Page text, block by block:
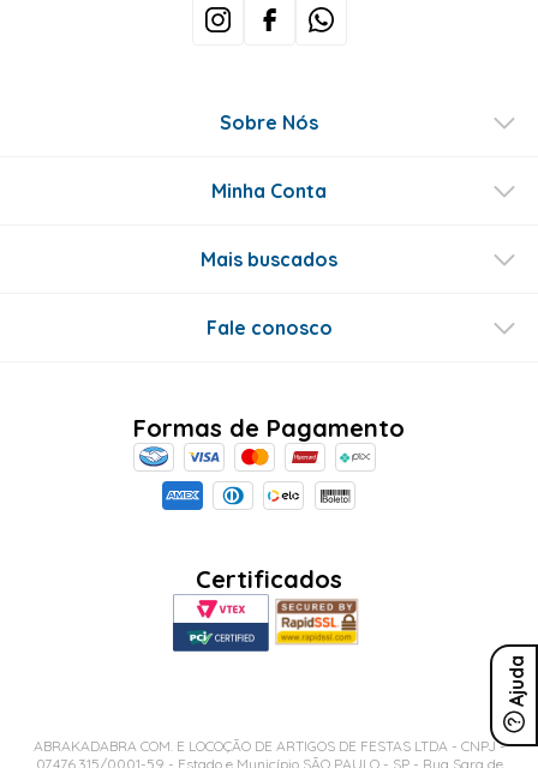
Ajuda
Sobre Nós
Minha Conta
Mais buscados
Fale conosco
Formas de Pagamento
Certificados
ABRAKADABRA COM. E LOCOÇÃO DE ARTIGOS DE FESTAS LTDA - CNPJ -
07.476.315/0001-59 - Estado e Município SÃO PAULO - SP - Rua Sara de